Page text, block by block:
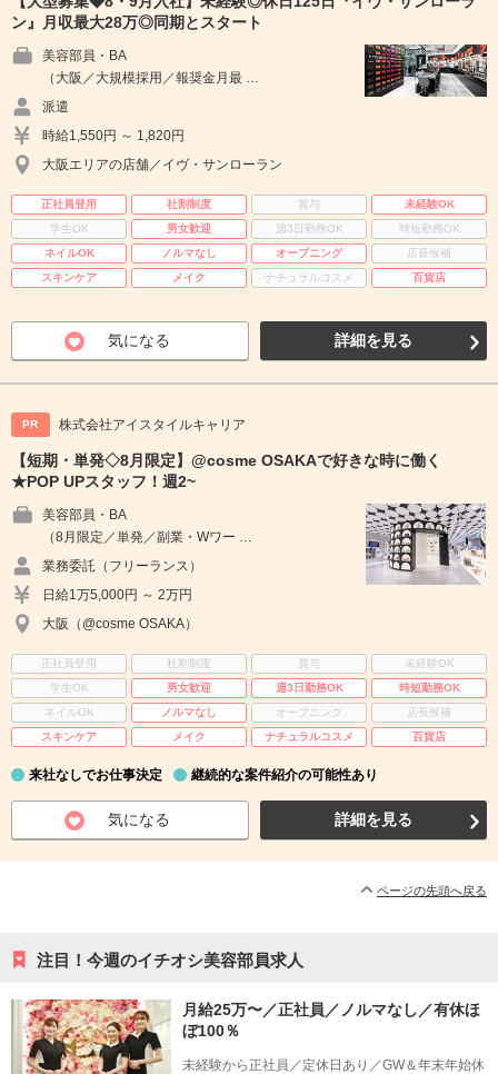
ン』月収最大28万◎同期とスタート
美容部員・BA
（大阪／大規模採用／報奨金月最 …
派遣
時給1,550円 ～ 1,820円
大阪エリアの店舗／イヴ・サンローラン
正社員登用 社割制度 賞与
未経験OK
学生OK
男女歓迎 週3日勤務OK
時短勤務OK
ネイルOK
ノルマなし オープニング
店長候補
スキンケア
メイク ナチュラルコスメ 百貨店
気になる 詳細を見る
PR 株式会社アイスタイルキャリア
【短期・単発◇8月限定】@cosme OSAKAで好きな時に働く
★POP UPスタッフ！週2~
美容部員・BA
（8月限定／単発／副業・Wワー …
業務委託（フリーランス）
日給1万5,000円 ～ 2万円
大阪（@cosme OSAKA）
正社員登用 社割制度 賞与
未経験OK
学生OK
男女歓迎 週3日勤務OK
時短勤務OK
ネイルOK
ノルマなし オープニング
店長候補
スキンケア
メイク ナチュラルコスメ 百貨店
来社なしでお仕事決定 継続的な案件紹介の可能性あり
気になる 詳細を見る
ページの先頭へ戻る
注目！今週のイチオシ美容部員求人
月給25万〜／正社員／ノルマなし／有休ほ
ぼ100％
未経験から正社員／定休日あり／GW＆年末年始休